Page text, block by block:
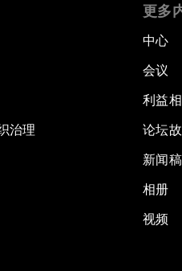
治理
更多
中心
会议
利益
论坛
新闻稿
相册
视频